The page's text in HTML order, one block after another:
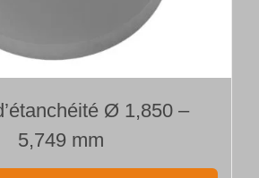
Ø 1,850 –
5,749 mm